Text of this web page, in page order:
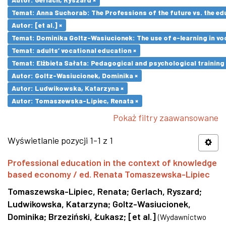
Temat: Anna Suchorab: The Professions of the future vs. the
Autor: [et al.] ×
Temat: Dominika Goltz-Wasiucionek: The use of e-learning in
Temat: adults’ vocational education ×
Temat: Elżbieta Sałata: Pedagogical and psychological
Autor: Goltz-Wasiucionek, Dominika ×
Autor: Ludwikowska, Katarzyna ×
Autor: Tomaszewska-Lipiec, Renata ×
Pokaż filtry zaawansowane
Wyświetlanie pozycji 1-1 z 1
Professional education in the context of knowledge
based economy / ed. Renata Tomaszewska-Lipiec
Tomaszewska-Lipiec, Renata; Gerlach, Ryszard;
Ludwikowska, Katarzyna; Goltz-Wasiucionek,
Dominika; Brzeziński, Łukasz; [et al.] (Wydawnictwo